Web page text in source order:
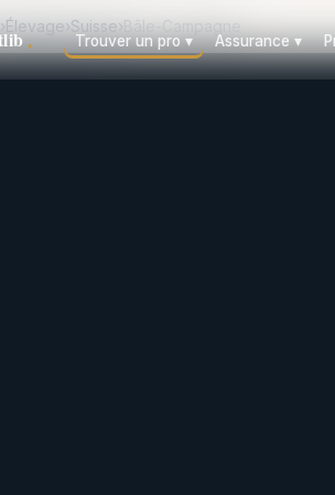
Trouver un pro▾ Assurance▾
›Élevage›Suisse›Bâle-Campagne